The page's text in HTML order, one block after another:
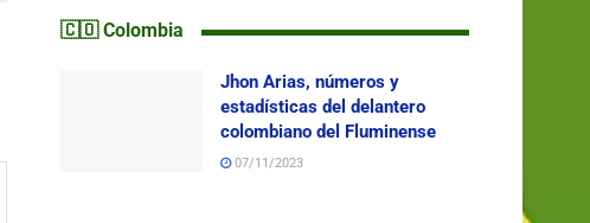
🇨🇴 Colombia
Jhon Arias, números y
estadísticas del delantero
colombiano del Fluminense
07/11/2023